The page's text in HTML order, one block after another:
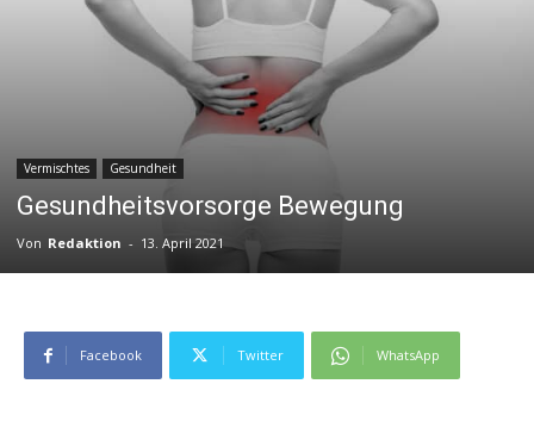
Vermischtes Gesundheit
Gesundheitsvorsorge Bewegung
Von Redaktion - 13. April 2021
Facebook Twitter WhatsApp